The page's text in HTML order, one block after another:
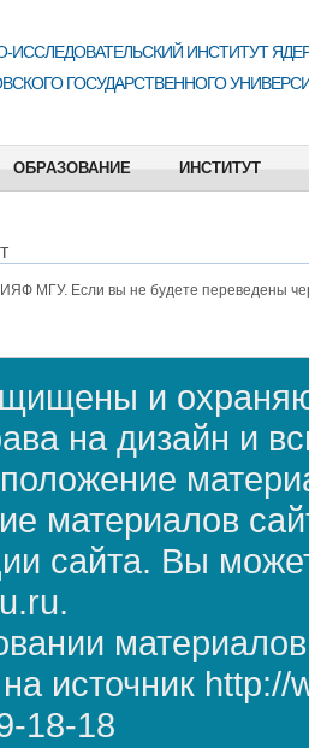
ИССЛЕДОВАТЕЛЬСКИЙ ИНСТИТУТ
ГОСУДАРСТВЕННОГО
ОБРАЗОВАНИЕ ИНСТИТУТ
МГУ. Если вы не будете переведены
и
на дизайн и
материалов
сайта. Вы
источник
18-18